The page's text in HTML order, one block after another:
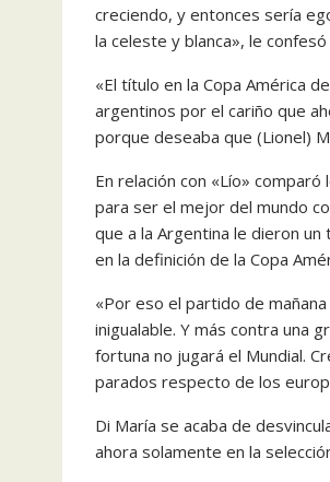
creciendo, y entonces sería
la celeste y blanca», le
«El título en la Copa América
argentinos por el cariño que
porque deseaba que (Lionel)
En relación con «Lío»
para ser el mejor del mundo
que a la Argentina le dieron
en la definición de la Copa
«Por eso el partido de
inigualable. Y más contra una
fortuna no jugará el Mundial.
parados respecto de los
Di María se acaba de
ahora solamente en la